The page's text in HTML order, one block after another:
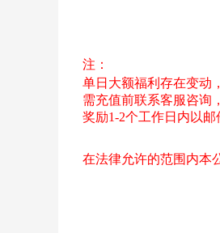
注：
单日大额福利存在变动
需充值前联系客服咨询
奖励1-2个工作日内以
在法律允许的范围内本